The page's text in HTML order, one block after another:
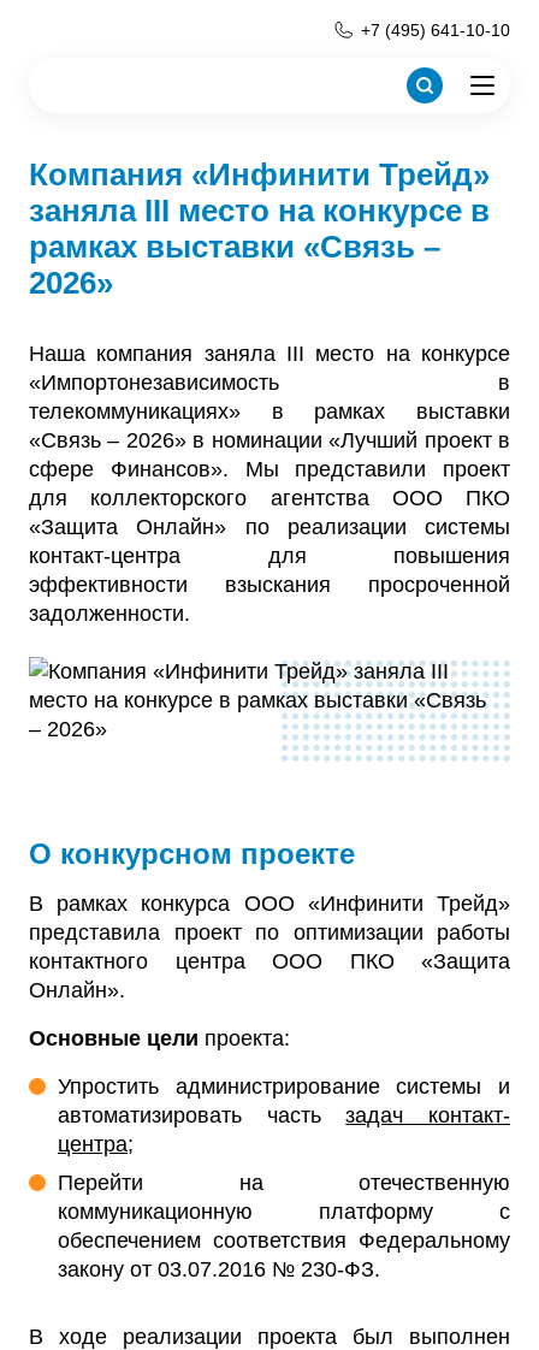
+7 (495) 641-10-10
Компания «Инфинити Трейд»
заняла III место на конкурсе в
рамках выставки «Связь –
2026»
Наша компания заняла III место на конкурсе
«Импортонезависимость в
телекоммуникациях» в рамках выставки
«Связь – 2026» в номинации «Лучший проект в
сфере Финансов». Мы представили проект
для коллекторского агентства ООО ПКО
«Защита Онлайн» по реализации системы
контакт-центра для повышения
эффективности взыскания просроченной
задолженности.
О конкурсном проекте
В рамках конкурса ООО «Инфинити Трейд»
представила проект по оптимизации работы
контактного центра ООО ПКО «Защита
Онлайн».
Основные цели проекта:
Упростить администрирование системы и
автоматизировать частьзадач контакт-
центра;
Перейти на отечественную
коммуникационную платформу с
обеспечением соответствия Федеральному
закону от 03.07.2016 № 230-ФЗ.
В ходе реализации проекта был выполнен